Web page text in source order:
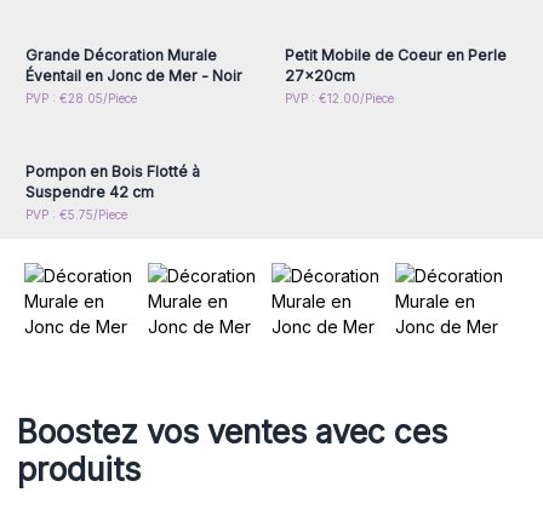
Grande Décoration Murale
Éventail en Jonc de Mer - Noir
PVP : €28.05/Piece
Petit Mobile de Coeur en Perle
27x20cm
PVP : €12.00/Piece
Connectez-vous ou
Pompon en Bois Flotté à
Suspendre 42 cm
PVP : €5.75/Piece
Boostez vos ventes avec ces
produits